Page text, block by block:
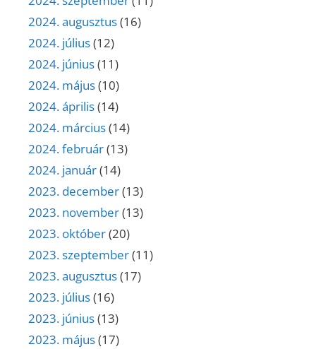
2024. augusztus(16)
2024. július(12)
2024. június(11)
2024. május(10)
2024. április(14)
2024. március(14)
2024. február(13)
2024. január(14)
2023. december(13)
2023. november(13)
2023. október(20)
2023. szeptember(11)
2023. augusztus(17)
2023. július(16)
2023. június(13)
2023. május(17)